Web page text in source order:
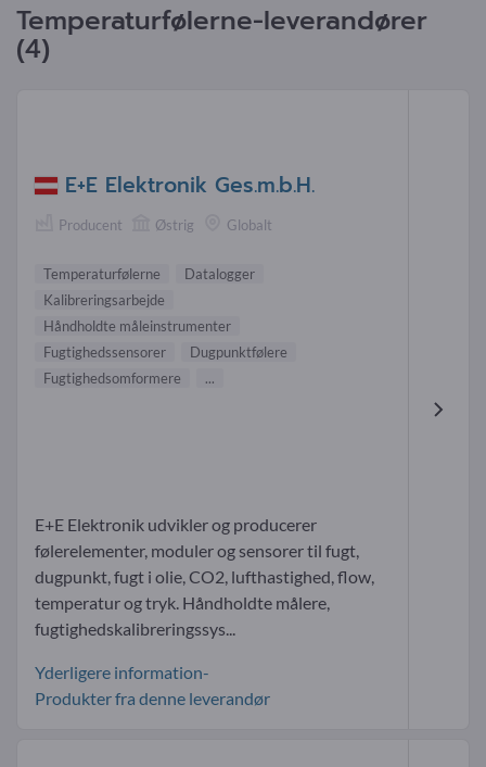
Temperaturfølerne-leverandører
(4)
E+E Elektronik Ges.m.b.H.
Producent Østrig Globalt
Temperaturfølerne
Datalogger
Kalibreringsarbejde
Håndholdte måleinstrumenter
Fugtighedssensorer
Dugpunktfølere
Fugtighedsomformere
...
E+E Elektronik udvikler og producerer
følerelementer, moduler og sensorer til fugt,
dugpunkt, fugt i olie, CO2, lufthastighed, flow,
temperatur og tryk. Håndholdte målere,
fugtighedskalibreringssys...
Yderligere information-
Produkter fra denne leverandør